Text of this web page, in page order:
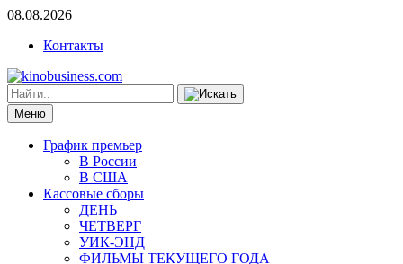
08.08.2026
Контакты
Меню
График премьер
В России
В США
Кассовые сборы
ДЕНЬ
ЧЕТВЕРГ
УИК-ЭНД
ФИЛЬМЫ ТЕКУЩЕГО ГОДА